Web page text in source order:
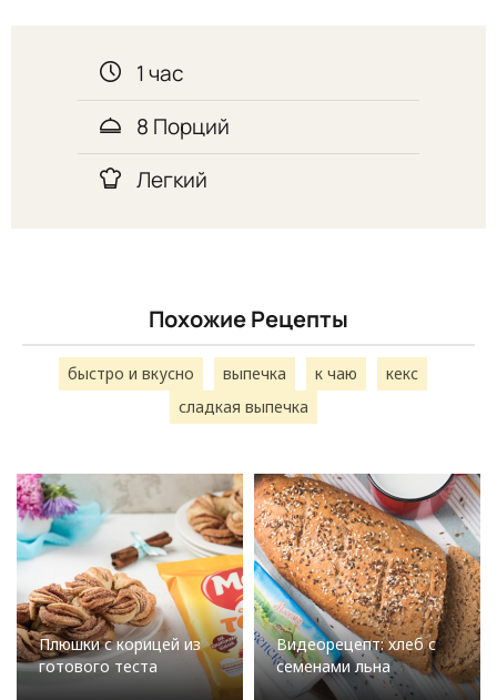
1 час
8 Порций
Легкий
Похожие Рецепты
быстро и вкусно выпечка к чаю
кекс
сладкая выпечка
Плюшки с корицей из
готового теста
Видеорецепт: хлеб с
семенами льна